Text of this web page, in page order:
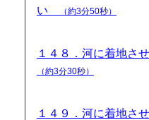
い
（約3分50秒）
１４８．河に着地さ
（約3分30秒）
１４９．河に着地さ